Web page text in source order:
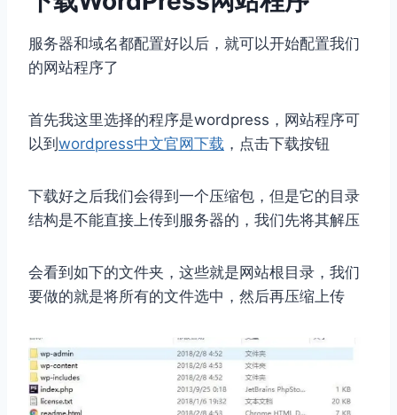
服务器和域名都配置好以后，就可以开始配置我们
的网站程序了
首先我这里选择的程序是wordpress，网站程序可
以到wordpress中文官网下载 ，点击下载按钮
下载好之后我们会得到一个压缩包，但是它的目录
结构是不能直接上传到服务器的，我们先将其解压
会看到如下的文件夹，这些就是网站根目录，我们
要做的就是将所有的文件选中，然后再压缩上传